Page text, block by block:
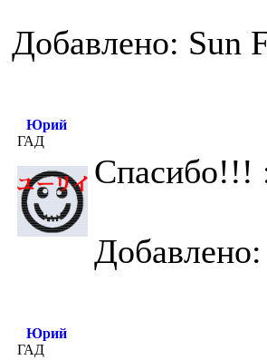
Добавлено: Sun
Юрий
ГАД
Спасибо!!!
Юрий
ГАД